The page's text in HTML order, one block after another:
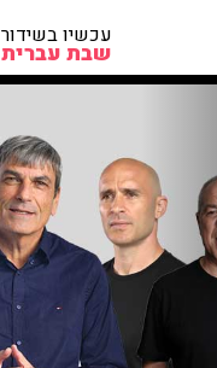
עכשיו בשידור
שבת עברית